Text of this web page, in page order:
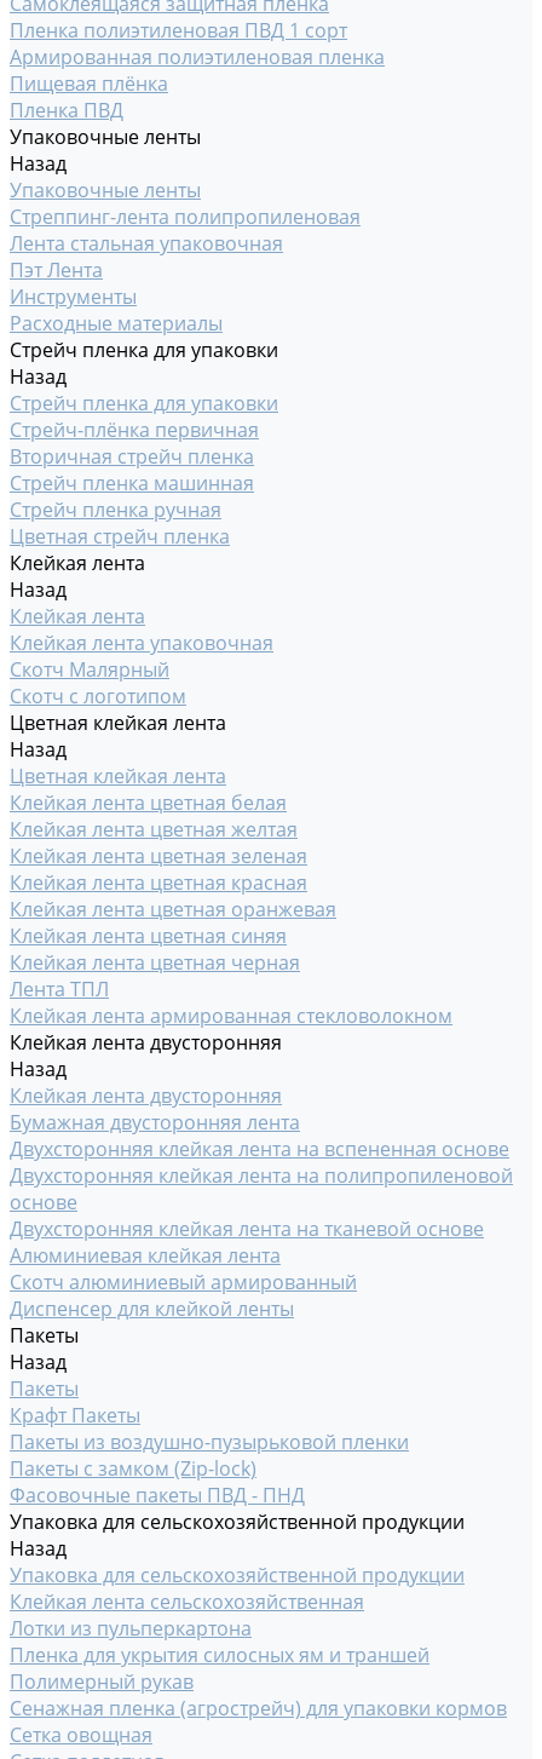
Пленка полиэтиленовая ПВД 1 сорт
Армированная полиэтиленовая пленка
Пищевая плёнка
Пленка ПВД
Упаковочные ленты
Назад
Упаковочные ленты
Стреппинг-лента полипропиленовая
Лента стальная упаковочная
Пэт Лента
Инструменты
Расходные материалы
Стрейч пленка для упаковки
Назад
Стрейч пленка для упаковки
Стрейч-плёнка первичная
Вторичная стрейч пленка
Стрейч пленка машинная
Стрейч пленка ручная
Цветная стрейч пленка
Клейкая лента
Назад
Клейкая лента
Клейкая лента упаковочная
Скотч Малярный
Скотч с логотипом
Цветная клейкая лента
Назад
Цветная клейкая лента
Клейкая лента цветная белая
Клейкая лента цветная желтая
Клейкая лента цветная зеленая
Клейкая лента цветная красная
Клейкая лента цветная оранжевая
Клейкая лента цветная синяя
Клейкая лента цветная черная
Лента ТПЛ
Клейкая лента армированная стекловолокном
Клейкая лента двусторонняя
Назад
Клейкая лента двусторонняя
Бумажная двусторонняя лента
Двухсторонняя клейкая лента на вспененная основе
Двухсторонняя клейкая лента на полипропиленовой
основе
Двухсторонняя клейкая лента на тканевой основе
Алюминиевая клейкая лента
Скотч алюминиевый армированный
Диспенсер для клейкой ленты
Пакеты
Назад
Пакеты
Крафт Пакеты
Пакеты из воздушно-пузырьковой пленки
Пакеты с замком (Zip-lock)
Фасовочные пакеты ПВД - ПНД
Упаковка для сельскохозяйственной продукции
Назад
Упаковка для сельскохозяйственной продукции
Клейкая лента сельскохозяйственная
Лотки из пульперкартона
Пленка для укрытия силосных ям и траншей
Полимерный рукав
Сенажная пленка (агрострейч) для упаковки кормов
Сетка овощная